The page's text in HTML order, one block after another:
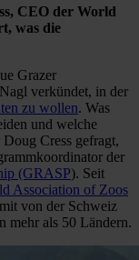
CEO der World
was die
Grazer
verkündet, in der
zu wollen. Was
und welche
Cress gefragt,
der
(GRASP). Seit
Association of Zoos
von der Schweiz
mehr als 50 Ländern.